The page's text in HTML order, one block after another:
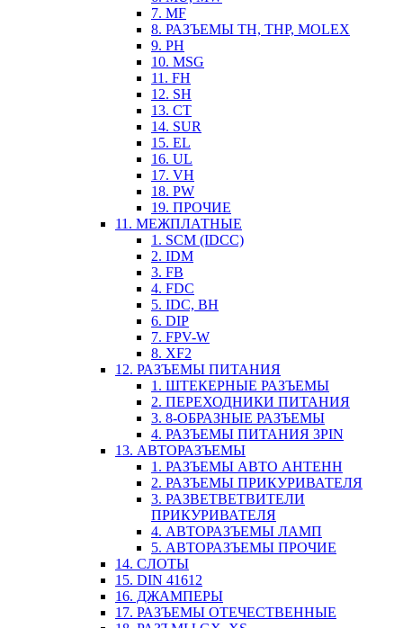
7. MF
8. РАЗЪЕМЫ TH, THP, MOLEX
9. PH
10. MSG
11. FH
12. SH
13. CT
14. SUR
15. EL
16. UL
17. VH
18. PW
19. ПРОЧИЕ
11. МЕЖПЛАТНЫЕ
1. SCM (IDCC)
2. IDM
3. FB
4. FDC
5. IDC, BH
6. DIP
7. FPV-W
8. XF2
12. РАЗЪЕМЫ ПИТАНИЯ
1. ШТЕКЕРНЫЕ РАЗЪЕМЫ
2. ПЕРЕХОДНИКИ ПИТАНИЯ
3. 8-ОБРАЗНЫЕ РАЗЪЕМЫ
4. РАЗЪЕМЫ ПИТАНИЯ 3PIN
13. АВТОРАЗЪЕМЫ
1. РАЗЪЕМЫ АВТО АНТЕНН
2. РАЗЪЕМЫ ПРИКУРИВАТЕЛЯ
3. РАЗВЕТВЕТВИТЕЛИ
ПРИКУРИВАТЕЛЯ
4. АВТОРАЗЪЕМЫ ЛАМП
5. АВТОРАЗЪЕМЫ ПРОЧИЕ
14. СЛОТЫ
15. DIN 41612
16. ДЖАМПЕРЫ
17. РАЗЪЕМЫ ОТЕЧЕСТВЕННЫЕ